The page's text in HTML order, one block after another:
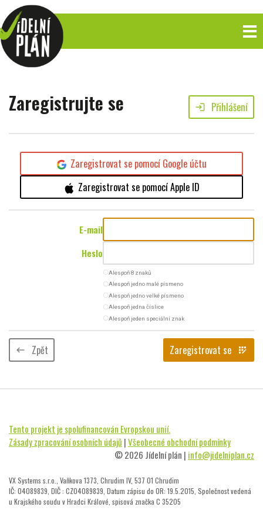
Zaregistrujte se login Přihlášení
Zaregistrovat se pomocí Google účtu
Zaregistrovat se pomocí Apple ID
E-mail
Heslo
radio_button_uncheckedAlespoň 8 znaků
radio_button_uncheckedAlespoň jedno malé písmeno
radio_button_uncheckedAlespoň jedno velké písmeno
radio_button_uncheckedAlespoň jedna číslice
radio_button_uncheckedAlespoň jeden speciální znak
keyboard_backspace Zpět Zaregistrovat se app_registration
Tento projekt je spolufinancován Evropskou unií.
Zásady zpracování osobních údajů |Všeobecné obchodní podmínky
© 2026 Jídelní plán | info@jidelniplan.cz
VX Systems s.r.o., Vaňkova 1373, Chrudim IV, 537 01 Chrudim
IČ: 04089839, DIČ : CZ04089839, Datum zápisu do OR: 19.5.2015, Společnost vedená
u Krajského soudu v Hradci Králové, spisová značka C 35205